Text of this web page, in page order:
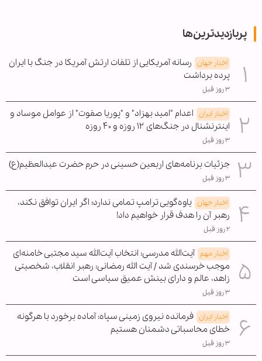
پربازدیدترین‌ها
اخبار جهان رسانه آمریکایی از تلفات ارتش آمریکا در جنگ با ایران
پرده برداشت
۳ روز قبل
اخبار ایران اعدام "امید بهزاد" و "پوریا صفوت" از عوامل موساد و
اینترنشنال در جنگ‌های ۱۲ روزه و ۴۰ روزه
۳ روز قبل
جزئیات برنامه‌های اربعین حسینی در حرم حضرت عبدالعظیم(ع)
۳ روز قبل
اخبار جهان یاوه‌گویی ترامپ تمامی ندارد؛ اگر ایران توافق نکند،
رهبر آن را هدف قرار خواهیم داد!
۲ روز قبل
اخبار مهم آیت‌الله مدرسی: انتخاب آیت‌الله سید مجتبی خامنه‌ای
موجب خرسندی شد / آیت الله رمضانی: رهبر انقلاب، شخصیتی
زاهد، عالم و دارای بینش عمیق سیاسی است
۳ روز قبل
اخبار ایران فرمانده نیروی زمینی سپاه: آماده برخورد با هرگونه
خطای محاسباتی دشمنان هستیم
۳ روز قبل